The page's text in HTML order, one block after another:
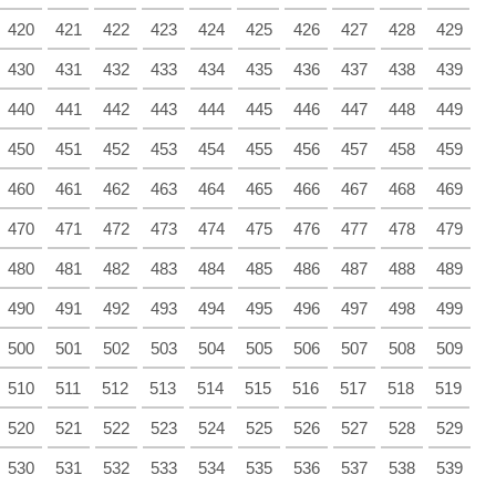
420 421 422 423 424 425 426 427 428 429
430 431 432 433 434 435 436 437 438 439
440 441 442 443 444 445 446 447 448 449
450 451 452 453 454 455 456 457 458 459
460 461 462 463 464 465 466 467 468 469
470 471 472 473 474 475 476 477 478 479
480 481 482 483 484 485 486 487 488 489
490 491 492 493 494 495 496 497 498 499
500 501 502 503 504 505 506 507 508 509
510 511 512 513 514 515 516 517 518 519
520 521 522 523 524 525 526 527 528 529
530 531 532 533 534 535 536 537 538 539